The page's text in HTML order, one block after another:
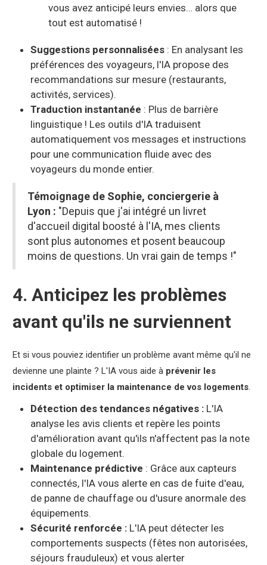
vous avez anticipé leurs envies… alors que
tout est automatisé !
Suggestions personnalisées: En analysant les
préférences des voyageurs, l'IA propose des
recommandations sur mesure (restaurants,
activités, services).
Traduction instantanée : Plus de barrière
linguistique ! Les outils d'IA traduisent
automatiquement vos messages et instructions
pour une communication fluide avec des
voyageurs du monde entier.
Témoignage de Sophie, conciergerie à
Lyon : "Depuis que j'ai intégré un livret
d'accueil digital boosté à l'IA, mes clients
sont plus autonomes et posent beaucoup
moins de questions. Un vrai gain de temps !"
4. Anticipez les problèmes
avant qu'ils ne surviennent
Et si vous pouviez identifier un problème avant même qu'il ne
devienne une plainte ? L'IA vous aide à prévenir les
incidents et optimiser la maintenance de vos logements.
Détection des tendances négatives :L'IA
analyse les avis clients et repère les points
d'amélioration avant qu'ils n'affectent pas la note
globale du logement.
Maintenance prédictive : Grâce aux capteurs
connectés, l'IA vous alerte en cas de fuite d'eau,
de panne de chauffage ou d'usure anormale des
équipements.
Sécurité renforcée : L'IA peut détecter les
comportements suspects (fêtes non autorisées,
séjours frauduleux) et vous alerter